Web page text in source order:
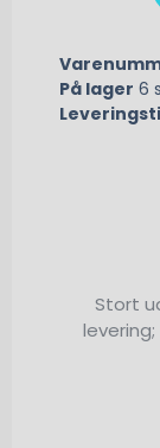
På lager 6
Stort